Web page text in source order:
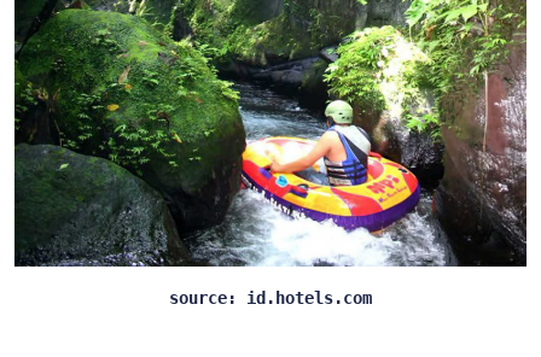
source: id.hotels.com